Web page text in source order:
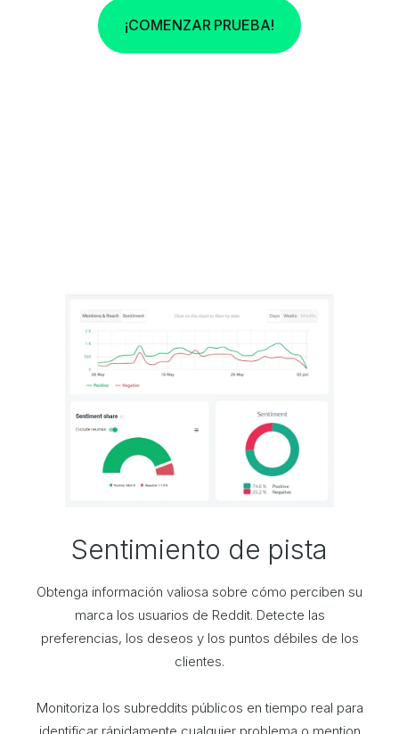
¡COMENZAR PRUEBA!
Sentimiento de pista
Obtenga información valiosa sobre cómo perciben su
marca los usuarios de Reddit. Detecte las
preferencias, los deseos y los puntos débiles de los
clientes.
Monitoriza los subreddits públicos en tiempo real para